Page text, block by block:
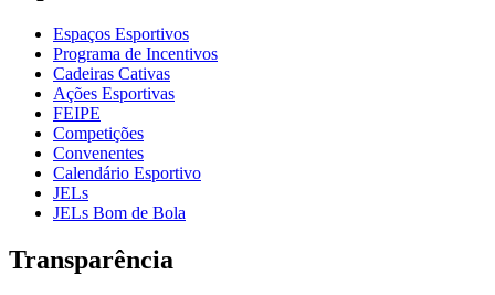
Espaços Esportivos
Programa de Incentivos
Cadeiras Cativas
Ações Esportivas
FEIPE
Competições
Convenentes
Calendário Esportivo
JELs
JELs Bom de Bola
Transparência